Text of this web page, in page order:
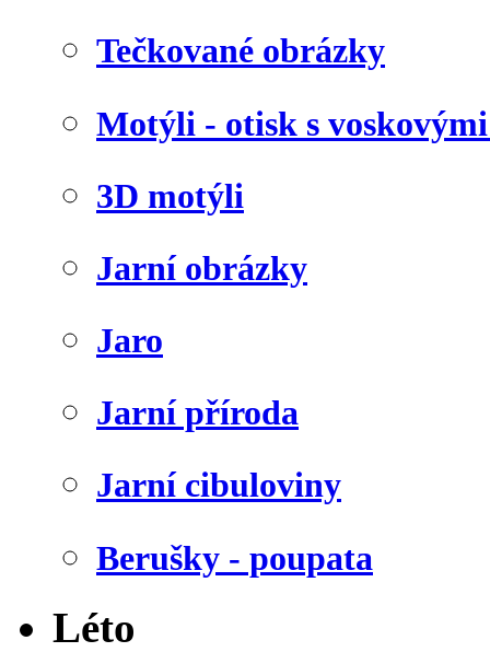
Tečkované obrázky
Motýli - otisk s
3D motýli
Jarní obrázky
Jaro
Jarní příroda
Jarní cibuloviny
Berušky - poupata
Léto